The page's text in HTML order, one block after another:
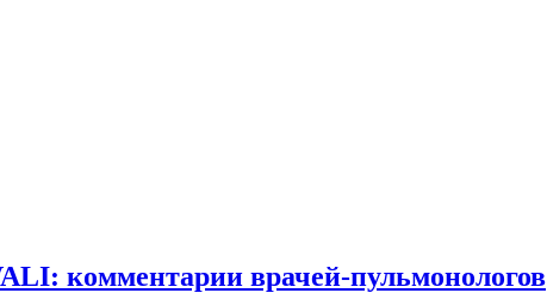
комментарии врачей-пульмонологов